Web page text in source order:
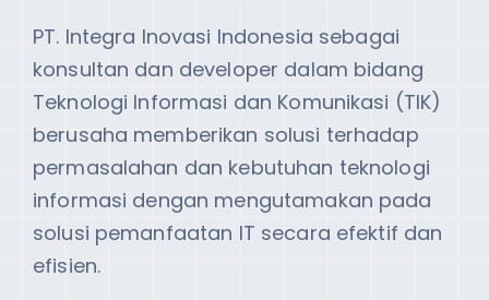
PT. Integra Inovasi Indonesia sebagai
konsultan dan developer dalam bidang
Teknologi Informasi dan Komunikasi (TIK)
berusaha memberikan solusi terhadap
permasalahan dan kebutuhan teknologi
informasi dengan mengutamakan pada
solusi pemanfaatan IT secara efektif dan
efisien.